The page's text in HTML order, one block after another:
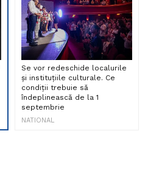
Se vor redeschide localurile
și instituțiile culturale. Ce
condiții trebuie să
îndeplinească de la 1
septembrie
NATIONAL